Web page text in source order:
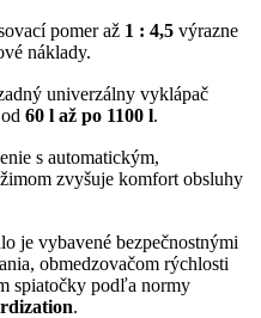
pomer až 1 : 4,5 výrazne
náklady.
univerzálny vyklápač
60 l až po 1100 l.
s automatickým,
zvyšuje komfort obsluhy
je vybavené bezpečnostnými
obmedzovačom rýchlosti
spiatočky podľa normy
.